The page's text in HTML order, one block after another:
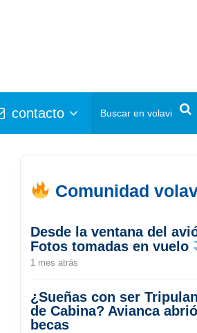
contacto
Comunidad
Desde la ventana del
Fotos tomadas en vuelo
1 mes atrás
¿Sueñas con ser
de Cabina? Avianca abrió
becas